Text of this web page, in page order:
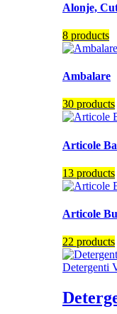
Alonje,
8 products
Ambalare
30 products
Articole
13 products
Articole
22 products
Detergenti